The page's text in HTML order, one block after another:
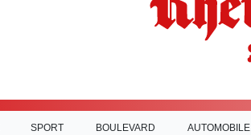
SPORT BOULEVARD AUTOMOBILE